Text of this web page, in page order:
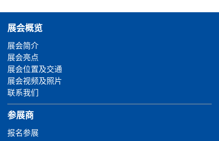
展会概览
展会简介
展会亮点
展会位置及交通
展会视频及照片
联系我们
参展商
报名参展